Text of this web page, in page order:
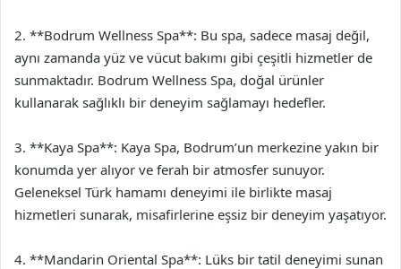
2. **Bodrum Wellness Spa**: Bu spa, sadece masaj değil,
aynı zamanda yüz ve vücut bakımı gibi çeşitli hizmetler de
sunmaktadır. Bodrum Wellness Spa, doğal ürünler
kullanarak sağlıklı bir deneyim sağlamayı hedefler.
3. **Kaya Spa**: Kaya Spa, Bodrum’un merkezine yakın bir
konumda yer alıyor ve ferah bir atmosfer sunuyor.
Geleneksel Türk hamamı deneyimi ile birlikte masaj
hizmetleri sunarak, misafirlerine eşsiz bir deneyim yaşatıyor.
4. **Mandarin Oriental Spa**: Lüks bir tatil deneyimi sunan